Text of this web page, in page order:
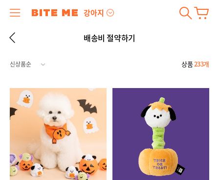
강아지
배송비 절약하기
상품233개